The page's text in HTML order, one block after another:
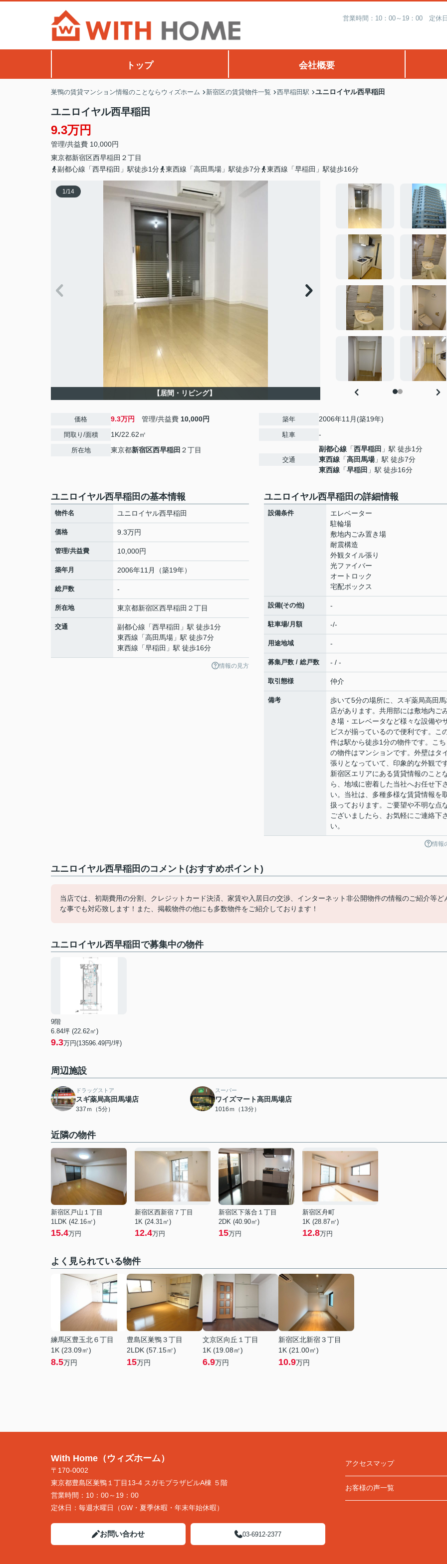
営業時間：10：00～19：00 定休
トップ 会社概要
巣鴨の賃貸マンション情報のことならウィズホーム 新宿区の賃貸物件一覧 西早稲田駅 ユニロイヤル西早稲田
ユニロイヤル西早稲田
9.3万円
管理/共益費 10,000円
東京都新宿区西早稲田 ２丁目
副都心線「西早稲田」駅徒歩1分
東西線「高田馬場」駅徒歩7分 東西線「早稲田」駅徒歩16分
1/14
【居間・リビング】
価格 9.3万円 管理/共益費 10,000円
間取り/面積 1K/22.62㎡
所在地 東京都新宿区西早稲田 ２丁目
築年 2006年11月(築19年)
駐車 -
交通
副都心線 「西早稲田 」駅 徒歩1分
東西線 「高田馬場」駅 徒歩7分
東西線 「早稲田 」駅 徒歩16分
ユニロイヤル西早稲田の基本情報
物件名 ユニロイヤル西早稲田
価格 9.3万円
管理/共益費 10,000円
築年月 2006年11月（築19年）
総戸数 -
所在地 東京都新宿区西早稲田 ２丁目
交通 副都心線 「西早稲田 」駅 徒歩1分
東西線 「高田馬場 」駅 徒歩7分
東西線 「早稲田 」駅 徒歩16分
情報の見方
ユニロイヤル西早稲田の詳細情報
設備条件
エレベーター
駐輪場
敷地内ごみ置き場
耐震構造
外観タイル張り
光ファイバー
オートロック
宅配ボックス
設備(その他) -
駐車場/月額 -/-
用途地域 -
募集戸数 / 総戸数 - / -
取引態様 仲介
備考
歩いて5分の場所に、スギ薬局高田
店があります。共用部には敷地内ご
き場・エレベータなど様々な設備や
ビスが揃っているので便利です。こ
件は駅から徒歩1分の物件です。こ
の物件はマンションです。外壁はタ
張りとなっていて、印象的な外観で
新宿区エリアにある賃貸情報のこと
ら、地域に密着した当社へお任せ下
い。当社は、多種多様な賃貸情報を
扱っております。ご要望や不明な点
ございましたら、お気軽にご連絡下
い。
情報
ユニロイヤル西早稲田のコメント(おすすめポイント)
当店では、初期費用の分割、クレジットカード決済、家賃や入居日の交渉、インターネット非公開物件の情報のご紹介等ど
な事でも対応致します！また、掲載物件の他にも多数物件をご紹介しております！
ユニロイヤル西早稲田で募集中の物件
9階
6.84坪 (22.62㎡)
9.3万円(13596.49円/坪)
周辺施設
ドラッグストア
スギ薬局高田馬場店
337ｍ（5分）
スーパー
ワイズマート高田馬場店
1016ｍ（13分）
近隣の物件
新宿区戸山１丁目
1LDK (42.16㎡)
15.4万円
新宿区西新宿７丁目
1K (24.31㎡)
12.4万円
新宿区下落合１丁目
2DK (40.90㎡)
15万円
新宿区舟町
1K (28.87㎡)
12.8万円
よく見られている物件
練馬区豊玉北６丁目
1K (23.09㎡)
8.5万円
豊島区巣鴨３丁目
2LDK (57.15㎡)
15万円
文京区向丘１丁目
1K (19.08㎡)
6.9万円
新宿区北新宿３丁目
1K (21.00㎡)
10.9万円
With Home（ウィズホーム）
〒170-0002
東京都豊島区巣鴨１丁目13-4 スガモプラザビルA棟 ５階
営業時間： 10：00～19：00
定休日： 毎週水曜日（GW・夏季休暇・年末年始休暇）
お問い合わせ 03-6912-2377
アクセスマップ
お客様の声一覧